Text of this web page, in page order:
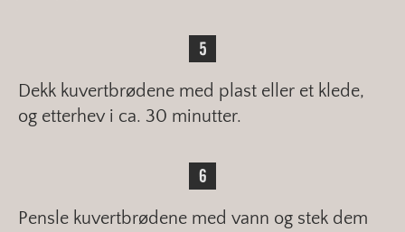
Dekk kuvertbrødene med plast eller et klede,
og etterhev i ca. 30 minutter.
Pensle kuvertbrødene med vann og stek dem